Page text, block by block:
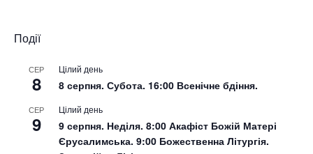
Події
СЕР
8
Цілий день
8 серпня. Субота. 16:00 Всенічне бдіння.
СЕР
9
Цілий день
9 серпня. Неділя. 8:00 Акафіст Божій Матері
Єрусалимська. 9:00 Божественна Літургія.